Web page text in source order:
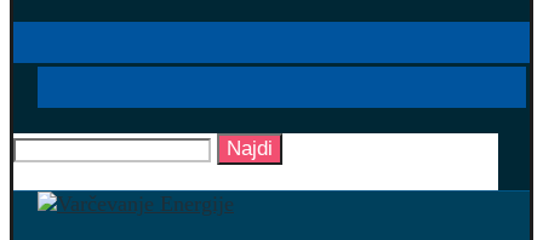
Najdi